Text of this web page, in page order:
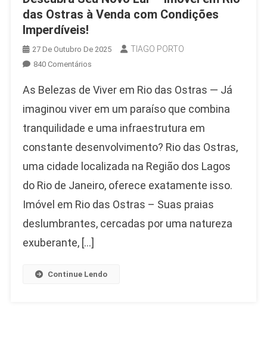
das Ostras à Venda com Condições
Imperdíveis!
27 De Outubro De 2025 TIAGO PORTO
840 Comentários
Seu
–
Imóvel
Das
Ostras
Venda
Imperdíveis!
As Belezas de Viver em Rio das Ostras — Já
imaginou viver em um paraíso que combina
tranquilidade e uma infraestrutura em
constante desenvolvimento? Rio das Ostras,
uma cidade localizada na Região dos Lagos
do Rio de Janeiro, oferece exatamente isso.
Imóvel em Rio das Ostras – Suas praias
deslumbrantes, cercadas por uma natureza
exuberante, […]
Continue Lendo